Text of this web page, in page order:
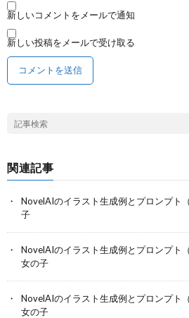
新しいコメントをメールで通知
新しい投稿をメールで受け取る
関連記事
NovelAIのイラスト生成例とプロンプト
子
NovelAIのイラスト生成例とプロンプト
女の子
NovelAIのイラスト生成例とプロンプト
女の子